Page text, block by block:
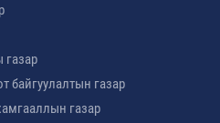
байгуулалтын газар
газар